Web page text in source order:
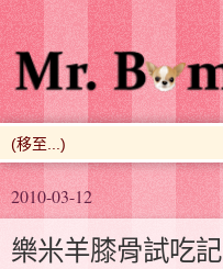
2010-03-12
樂米羊膝骨試吃記